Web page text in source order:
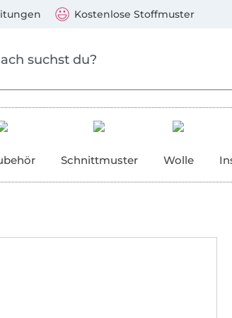
Kostenlose Stoffmuster
Schnittmuster Wolle
Mastercard, PayPal, Giropay, Kauf